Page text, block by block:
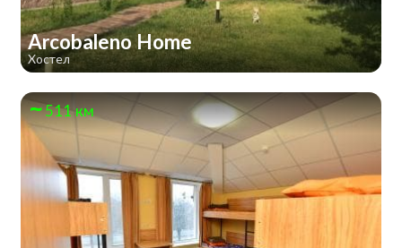
Arcobaleno Home
Хостел
511 км